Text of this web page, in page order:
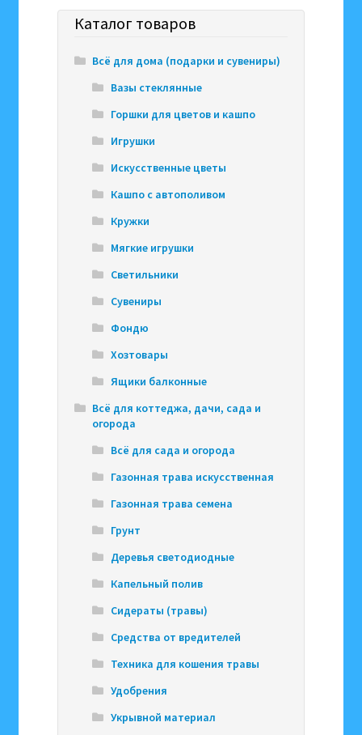
Каталог товаров
Всё для дома (подарки и сувениры)
Вазы стеклянные
Горшки для цветов и кашпо
Игрушки
Искусственные цветы
Кашпо с автополивом
Кружки
Мягкие игрушки
Светильники
Сувениры
Фондю
Хозтовары
Ящики балконные
Всё для коттеджа, дачи, сада и
огорода
Всё для сада и огорода
Газонная трава искусственная
Газонная трава семена
Грунт
Деревья светодиодные
Капельный полив
Сидераты (травы)
Средства от вредителей
Техника для кошения травы
Удобрения
Укрывной материал